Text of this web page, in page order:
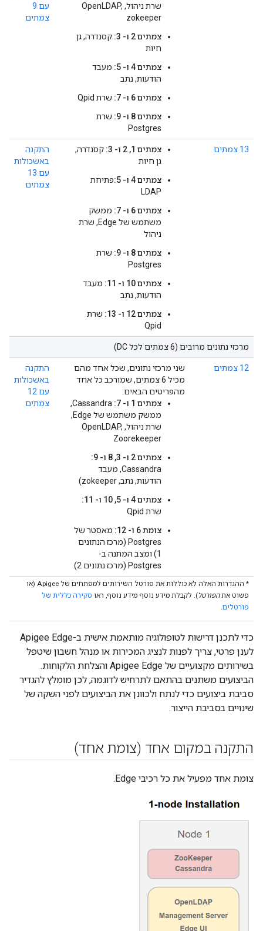
שרת ניהול, OpenLDAP,
zokeeper
צמתים 2 ו- 3:
קסנדרה, גן
חיות
צמתים 4 ו- 5:
מעבד
הודעות, נתב
צמתים 6 ו- 7:
שרת Qpid
צמתים 8 ו- 9:
שרת
Postgres
עם 9
צמתים
13 צמתים צמתים 1, 2 ו- 3:
קסנדרה,
גן חיות
צמתים 4 ו- 5:
פתיחת
LDAP
צמתים 6 ו- 7:
ממשק
משתמש של Edge, שרת
ניהול
צמתים 8 ו- 9:
שרת
Postgres
צמתים 10 ו- 11:
מעבד
הודעות, נתב
צמתים 12 ו- 13:
שרת
Qpid
התקנה
באשכולות
עם 13
צמתים
מרכזי נתונים מרובים (6 צמתים לכל DC)
12 צמתים
שני מרכזי נתונים, שכל אחד מהם
מכיל 6 צמתים, שמורכב כל אחד
מהפריטים הבאים:
צמתים 1 ו- 7:
Cassandra,
ממשק משתמש של Edge,
שרת ניהול, OpenLDAP,
Zoorekeeper
צמתים 2 ו- 3, 8 ו- 9:
Cassandra, מעבד
הודעות, נתב, zokeeper)
צמתים 4 ו- 5, 10 ו- 11:
שרת Qpid
צומת 6 ו- 12:
מאסטר של
Postgres (מרכז הנתונים
1) ומצב המתנה ב-
Postgres (מרכז נתונים 2)
התקנה
באשכולות
עם 12
צמתים
* ההגדרות האלה לא כוללות את פורטל השירותים למפתחים של Apigee (או
פשוט אתהפורטל). לקבלת מידע נוסף מידע נוסף, ראו סקירה כללית של
פורטלים.
כדי לתכנן דרישות לטופולוגיה מותאמת אישית ב-Apigee Edge
לענן פרטי, צריך לפנות לנציג המכירות או מנהל חשבון שיטפל
בשירותים מקצועיים של Apigee Edge והצלחת הלקוחות.
הביצועים משתנים בהתאם לתרחיש לדוגמה, לכן מומלץ להגדיר
סביבת ביצועים כדי לנתח ולכוונן את הביצועים לפני השקה של
שינויים בסביבת הייצור.
התקנה במקום אחד (צומת אחד)
צומת אחד מפעיל את כל רכיבי Edge.